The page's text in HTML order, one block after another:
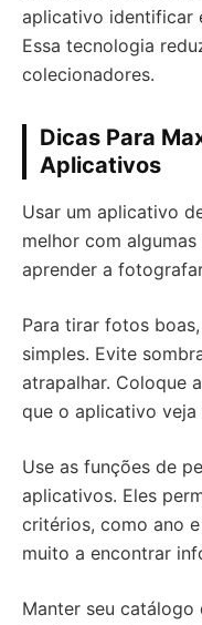
aplicativo identificar
Essa tecnologia
colecionadores.
Dicas Para
Aplicativos
Usar um aplicativo
melhor com
aprender a
Para tirar fotos
simples. Evite
atrapalhar. Coloque
que o aplicativo
Use as funções de
aplicativos. Eles
critérios, como ano
muito a encontrar
Manter seu catálogo